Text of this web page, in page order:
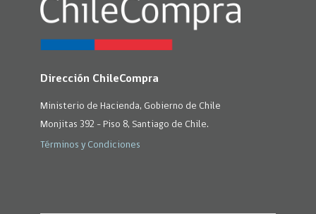
Dirección ChileCompra
Ministerio de Hacienda, Gobierno de Chile
Monjitas 392 - Piso 8, Santiago de Chile.
Términos y Condiciones